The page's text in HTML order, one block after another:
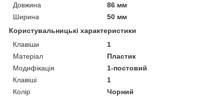
Довжина
86 мм
Ширина
50 мм
Користувальницькі характеристики
Клавіши
1
Матеріал
Пластик
Модифікація
1-постовий
Клавіші
1
Колір
Чорний